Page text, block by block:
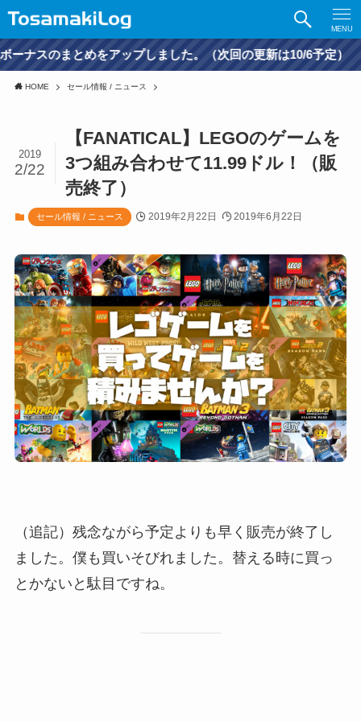
MENU
めをアップしました。（次回の更新は10/6予定）
HOME セール情報 / ニュース
【FANATICAL】LEGOのゲームを
3つ組み合わせて11.99ドル！（販
売終了）
2019
2/22
セール情報 / ニュース 2019年2月22日 2019年6月22日
（追記）残念ながら予定よりも早く販売が終了し
ました。僕も買いそびれました。替える時に買っ
とかないと駄目ですね。